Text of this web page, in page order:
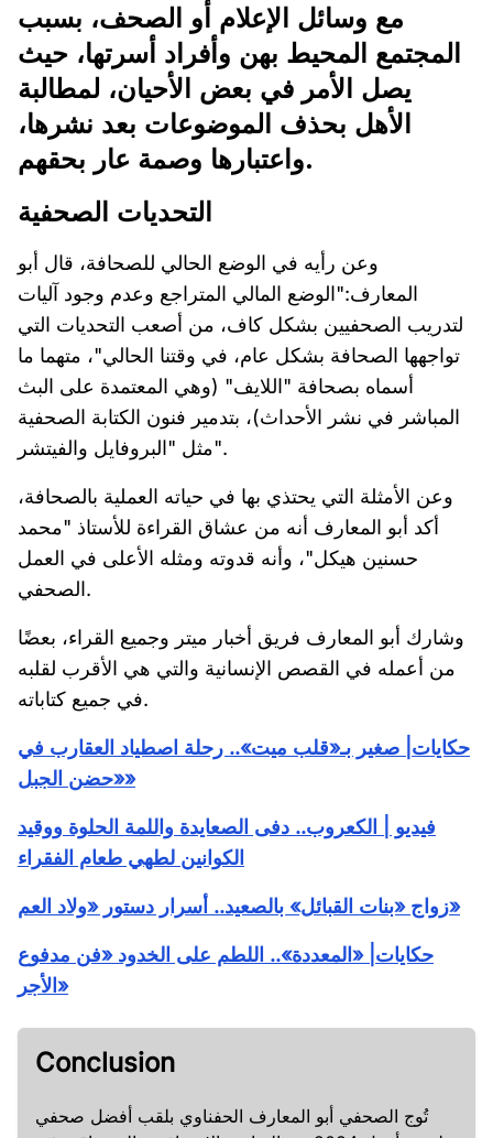
مع وسائل الإعلام أو الصحف، بسبب
المجتمع المحيط بهن وأفراد أسرتها، حيث
يصل الأمر في بعض الأحيان، لمطالبة
الأهل بحذف الموضوعات بعد نشرها،
واعتبارها وصمة عار بحقهم.
التحديات الصحفية
وعن رأيه في الوضع الحالي للصحافة، قال أبو
المعارف:"الوضع المالي المتراجع وعدم وجود آليات
لتدريب الصحفيين بشكل كاف، من أصعب التحديات التي
تواجهها الصحافة بشكل عام، في وقتنا الحالي"، متهما ما
أسماه بصحافة "اللايف" (وهي المعتمدة على البث
المباشر في نشر الأحداث)، بتدمير فنون الكتابة الصحفية
مثل "البروفايل والفيتشر".
وعن الأمثلة التي يحتذي بها في حياته العملية بالصحافة،
أكد أبو المعارف أنه من عشاق القراءة للأستاذ "محمد
حسنين هيكل"، وأنه قدوته ومثله الأعلى في العمل
الصحفي.
وشارك أبو المعارف فريق أخبار ميتر وجميع القراء، بعضًا
من أعمله في القصص الإنسانية والتي هي الأقرب لقلبه
في جميع كتاباته.
حكايات| صغير بـ«قلب ميت».. رحلة اصطياد العقارب في
«حضن الجبل»
فيديو | الكعروب.. دفى الصعايدة واللمة الحلوة ووقيد
الكوانين لطهي طعام الفقراء
زواج «بنات القبائل» بالصعيد.. أسرار دستور «ولاد العم»
حكايات| «المعددة».. اللطم على الخدود «فن مدفوع
الأجر»
Conclusion
تُوج الصحفي أبو المعارف الحفناوي بلقب أفضل صحفي